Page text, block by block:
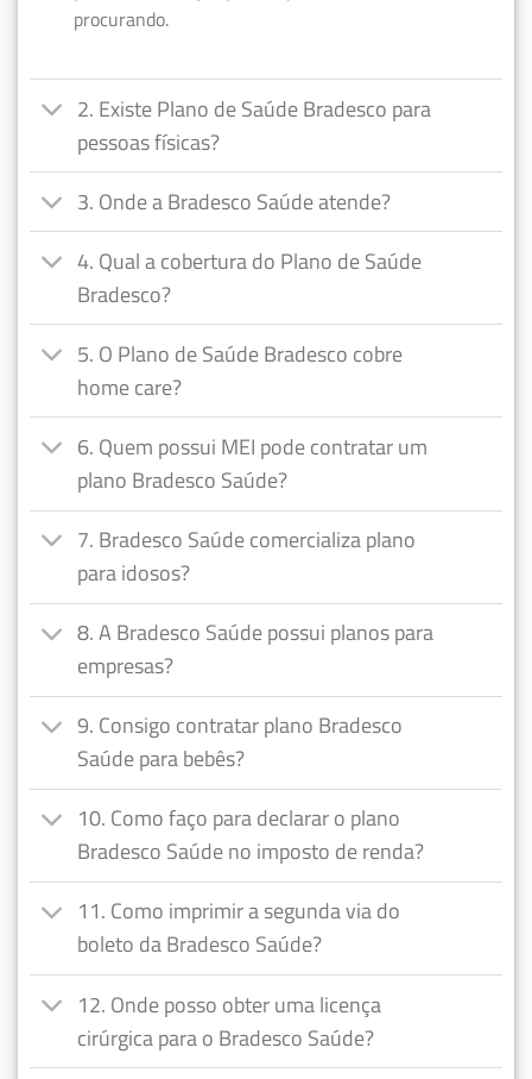
procurando.
2. Existe Plano de Saúde Bradesco para
pessoas físicas?
3. Onde a Bradesco Saúde atende?
4. Qual a cobertura do Plano de Saúde
Bradesco?
5. O Plano de Saúde Bradesco cobre
home care?
6. Quem possui MEI pode contratar um
plano Bradesco Saúde?
7. Bradesco Saúde comercializa plano
para idosos?
8. A Bradesco Saúde possui planos para
empresas?
9. Consigo contratar plano Bradesco
Saúde para bebês?
10. Como faço para declarar o plano
Bradesco Saúde no imposto de renda?
11. Como imprimir a segunda via do
boleto da Bradesco Saúde?
12. Onde posso obter uma licença
cirúrgica para o Bradesco Saúde?